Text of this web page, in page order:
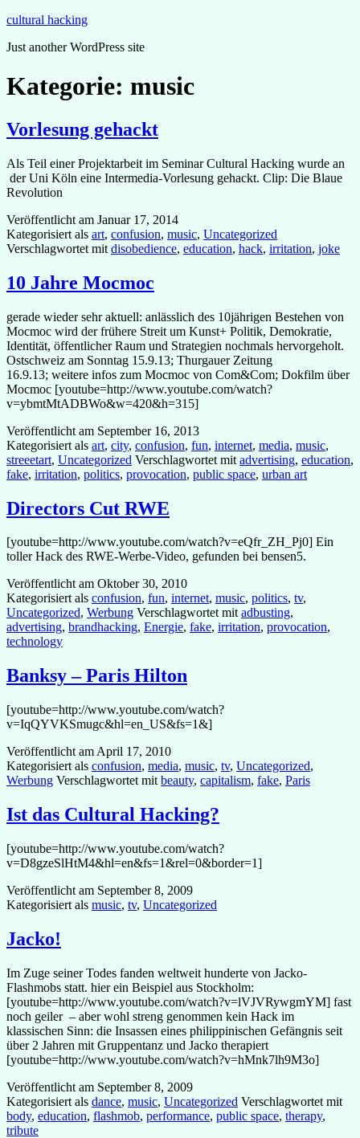
Zum
springen
cultural hacking
Just another WordPress site
Kategorie: music
Vorlesung gehackt
Als Teil einer Projektarbeit im Seminar Cultural Hacking wurde an
der Uni Köln eine Intermedia-Vorlesung gehackt. Clip: Die Blaue
Revolution
Veröffentlicht am Januar 17, 2014
Kategorisiert als art, confusion, music, Uncategorized
Verschlagwortet mit disobedience, education, hack, irritation, joke
10 Jahre Mocmoc
gerade wieder sehr aktuell: anlässlich des 10jährigen Bestehen von
Mocmoc wird der frühere Streit um Kunst+ Politik, Demokratie,
Identität, öffentlicher Raum und Strategien nochmals hervorgeholt.
Ostschweiz am Sonntag 15.9.13; Thurgauer Zeitung
16.9.13; weitere infos zum Mocmoc von Com&Com; Dokfilm über
Mocmoc [youtube=http://www.youtube.com/watch?
v=ybmtMtADBWo&w=420&h=315]
Veröffentlicht am September 16, 2013
Kategorisiert als art, city, confusion, fun, internet, media, music,
streeetart, Uncategorized Verschlagwortet mit advertising, education,
fake, irritation, politics, provocation, public space, urban art
Directors Cut RWE
[youtube=http://www.youtube.com/watch?v=eQfr_ZH_Pj0] Ein
toller Hack des RWE-Werbe-Video, gefunden bei bensen5.
Veröffentlicht am Oktober 30, 2010
Kategorisiert als confusion, fun, internet, music, politics, tv,
Uncategorized, Werbung Verschlagwortet mitadbusting,
advertising, brandhacking, Energie, fake, irritation, provocation,
technology
Banksy – Paris Hilton
[youtube=http://www.youtube.com/watch?
v=IqQYVKSmugc&hl=en_US&fs=1&]
Veröffentlicht am April 17, 2010
Kategorisiert als confusion, media, music, tv, Uncategorized,
Werbung Verschlagwortet mit beauty, capitalism, fake, Paris
Ist das Cultural Hacking?
[youtube=http://www.youtube.com/watch?
v=D8gzeSlHtM4&hl=en&fs=1&rel=0&border=1]
Veröffentlicht am September 8, 2009
Kategorisiert als music, tv, Uncategorized
Jacko!
Im Zuge seiner Todes fanden weltweit hunderte von Jacko-
Flashmobs statt. hier ein Beispiel aus Stockholm:
[youtube=http://www.youtube.com/watch?v=lVJVRywgmYM] fast
noch geiler – aber wohl streng genommen kein Hack im
klassischen Sinn: die Insassen eines philippinischen Gefängnis seit
über 2 Jahren mit Gruppentanz und Jacko therapiert
[youtube=http://www.youtube.com/watch?v=hMnk7lh9M3o]
Veröffentlicht am September 8, 2009
Kategorisiert als dance, music, Uncategorized Verschlagwortet mit
body, education, flashmob, performance, public space, therapy,
tribute